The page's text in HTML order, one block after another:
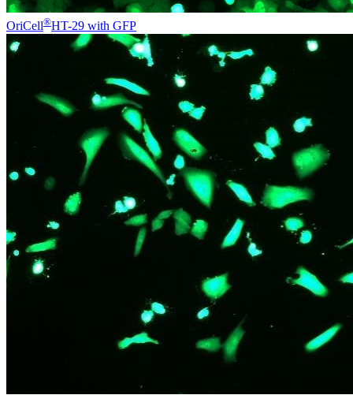
OriCell®HT-29 with GFP